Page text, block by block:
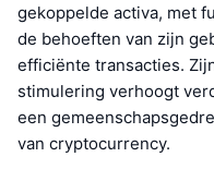
gekoppelde activa, met
de behoeften van zijn
efficiënte transacties.
stimulering verhoogt
een
van cryptocurrency.